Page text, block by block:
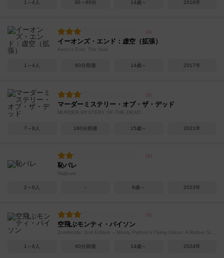
1～4人 30～60分 14歳～ 2016年
イーオンズ・エンド：虚空（拡張）
Aeon's End: The Void
1～4人 60分前後 14歳～ 2017年
マーダーミステリー・オブ・ザ・デッド
MURDER MYSTERY OF THE DEAD
7～8人 180分前後 15歳～ 2021年
恥バレ
Hajibare
2～6人 － 8歳～ 2023年
空飛ぶモンティ・パイソン
1～6人 60分前後 14歳～ 2024年